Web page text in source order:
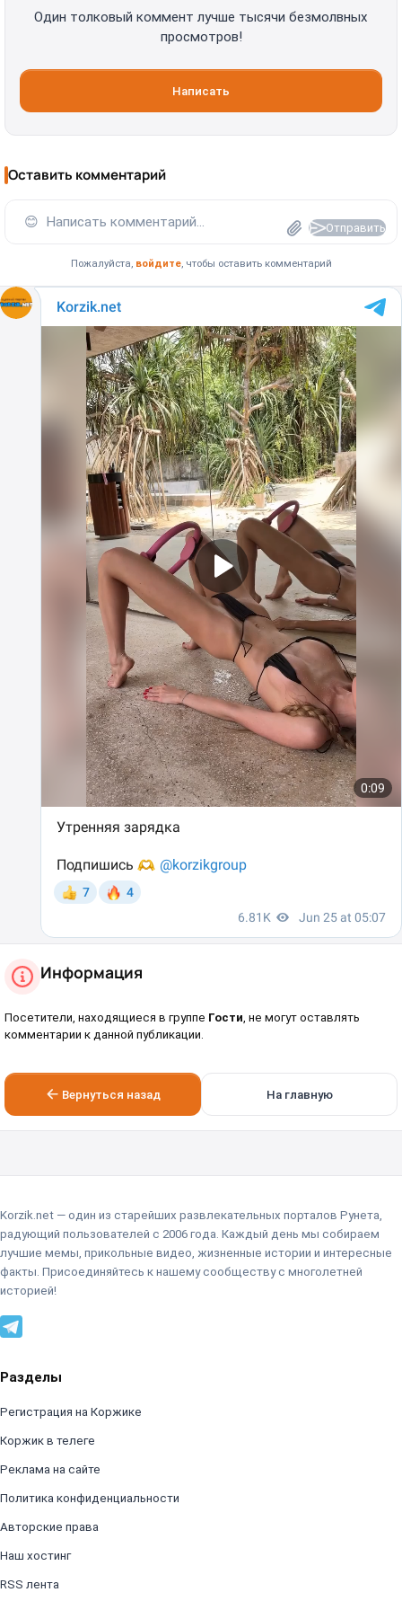
Один толковый коммент лучше тысячи безмолвных
просмотров!
Написать
Оставить комментарий
😊 Написать комментарий... Отправить
Пожалуйста, войдите, чтобы оставить комментарий
Информация
Посетители, находящиеся в группе Гости, не могут оставлять
комментарии к данной публикации.
Вернуться назад На главную
Korzik.net — один из старейших развлекательных порталов Рунета,
радующий пользователей с 2006 года. Каждый день мы собираем
лучшие мемы, прикольные видео, жизненные истории и интересные
факты. Присоединяйтесь к нашему сообществу с многолетней
историей!
Разделы
Регистрация на Коржике
Коржик в телеге
Реклама на сайте
Политика конфиденциальности
Авторские права
Наш хостинг
RSS лента